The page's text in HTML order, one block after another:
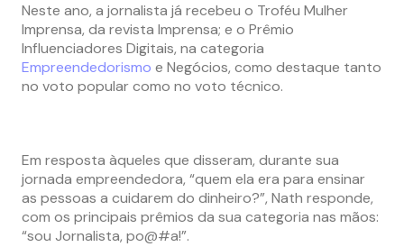
Neste ano, a jornalista já recebeu o Troféu Mulher
Imprensa, da revista Imprensa; e o Prêmio
Influenciadores Digitais, na categoria
Empreendedorismo e Negócios, como destaque tanto
no voto popular como no voto técnico.
Em resposta àqueles que disseram, durante sua
jornada empreendedora, “quem ela era para ensinar
as pessoas a cuidarem do dinheiro?”, Nath responde,
com os principais prêmios da sua categoria nas mãos:
“sou Jornalista, po@#a!”.